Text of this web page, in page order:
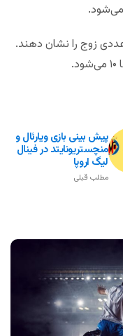
زوج را نشان دهند.
پیش بینی بازی ویارئال و
منچستریونایتد در فینال
لیگ اروپا
مطلب قبلی